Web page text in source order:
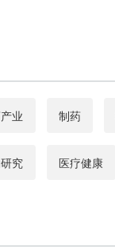
业 制药
究 医疗健康